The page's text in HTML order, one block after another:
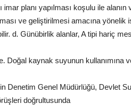
planı yapılması koşulu ile
ve geliştirilmesi amacına yönelik
d. Günübirlik alanlar, A tipi hariç
Doğal kaynak suyunun kullanımına
Denetim Genel Müdürlüğü, Devlet
doğrultusunda